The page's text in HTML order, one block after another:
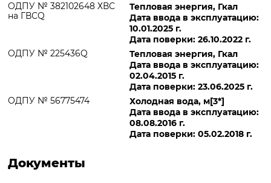
ОДПУ № 382102648 ХВС
на ГВСQ
Тепловая энергия, Гкал
Дата ввода в эксплуатацию:
10.01.2025 г.
Дата поверки: 26.10.2022 г.
ОДПУ № 225436Q
Тепловая энергия, Гкал
Дата ввода в эксплуатацию:
02.04.2015 г.
Дата поверки: 23.06.2025 г.
ОДПУ № 56775474
Холодная вода, м[3*]
Дата ввода в эксплуатацию:
08.08.2016 г.
Дата поверки: 05.02.2018 г.
Документы